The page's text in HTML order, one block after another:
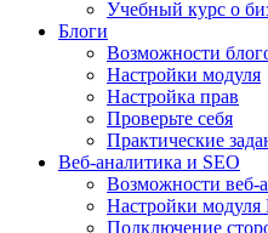
Учебный курс о
Блоги
Возможности
Настройки модуля
Настройка прав
Проверьте себя
Практические
Веб-аналитика и SEO
Возможности веб-
Настройки модуля
Подключение